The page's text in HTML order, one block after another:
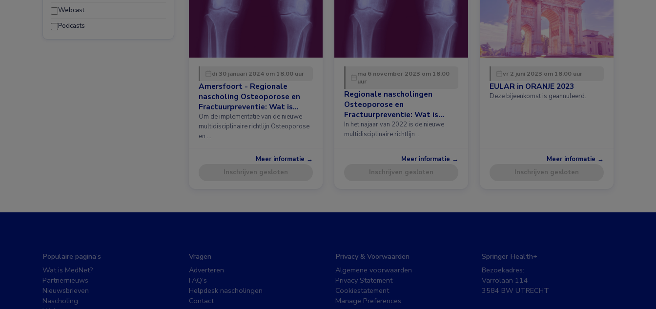
Webcast
Podcasts
di 30 januari 2024 om 18:00 uur
Amersfoort - Regionale
nascholing Osteoporose en
Fractuurpreventie: Wat is
nieuw in de richtlijn?
Om de implementatie van de nieuwe
multidisciplinaire richtlijn Osteoporose
en …
Meer informatie →
Inschrijven gesloten
ma 6 november 2023 om 18:00
uur
Regionale nascholingen
Osteoporose en
Fractuurpreventie: Wat is
nieuw in de richtlijn?
In het najaar van 2022 is de nieuwe
multidisciplinaire richtlijn …
Meer informatie →
Inschrijven gesloten
vr 2 juni 2023 om 18:00 uur
EULAR in ORANJE 2023
Deze bijeenkomst is geannuleerd.
Meer informatie →
Inschrijven gesloten
Populaire pagina’s
Wat is MedNet?
Partnernieuws
Nieuwsbrieven
Nascholing
Vragen
Adverteren
FAQ’s
Helpdesk nascholingen
Contact
Privacy & Voorwaarden
Algemene voorwaarden
Privacy Statement
Cookiestatement
Manage Preferences
Springer Health+
Bezoekadres:
Varrolaan 114
3584 BW UTRECHT